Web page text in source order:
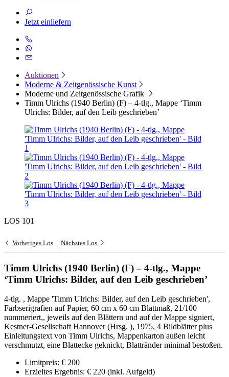
Jetzt einliefern
Auktionen
Moderne & Zeitgenössische Kunst
Moderne und Zeitgenössische Grafik
Timm Ulrichs (1940 Berlin) (F) – 4-tlg., Mappe ‘Timm
Ulrichs: Bilder, auf den Leib geschrieben’
LOS 101
Vorheriges Los Nächstes Los
Timm Ulrichs (1940 Berlin) (F) – 4-tlg., Mappe
‘Timm Ulrichs: Bilder, auf den Leib geschrieben’
4-tlg. , Mappe 'Timm Ulrichs: Bilder, auf den Leib geschrieben',
Farbserigrafien auf Papier, 60 cm x 60 cm Blattmaß, 21/100
nummeriert,, jeweils auf den Blättern und auf der Mappe signiert,
Kestner-Gesellschaft Hannover (Hrsg. ), 1975, 4 Bildblätter plus
Einleitungstext von Timm Ulrichs, Mappenkarton außen leicht
verschmutzt, eine Blattecke geknickt, Blattränder minimal bestoßen.
Limitpreis: € 200
Erzieltes Ergebnis: € 220 (inkl. Aufgeld)